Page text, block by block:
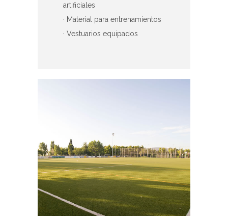
artificiales
· Material para entrenamientos
· Vestuarios equipados